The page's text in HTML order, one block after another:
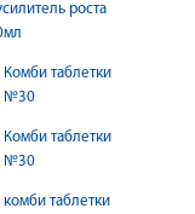
роста
Комби таблетки
№30
Комби таблетки
№30
таблетки